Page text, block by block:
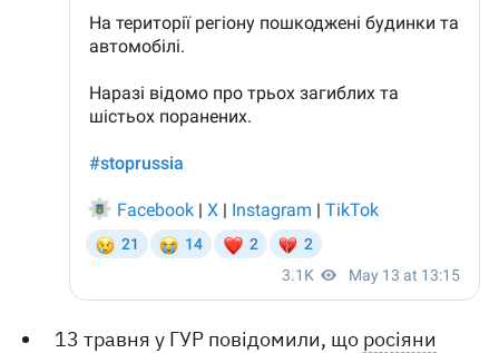
13 травня у ГУР повідомили, що росіяни